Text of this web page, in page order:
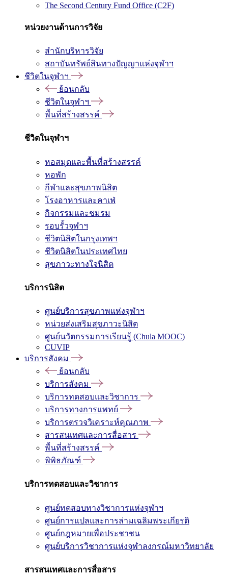
The Second Century Fund Office (C2F)
หน่วยงานด้านการวิจัย
สำนักบริหารวิจัย
สถาบันทรัพย์สินทางปัญญาแห่งจุฬาฯ
ชีวิตในจุฬาฯ
ย้อนกลับ
ชีวิตในจุฬาฯ
พื้นที่สร้างสรรค์
ชีวิตในจุฬาฯ
หอสมุดและพื้นที่สร้างสรรค์
หอพัก
กีฬาและสุขภาพนิสิต
โรงอาหารและคาเฟ่
กิจกรรมและชมรม
รอบรั้วจุฬาฯ
ชีวิตนิสิตในกรุงเทพฯ
ชีวิตนิสิตในประเทศไทย
สุขภาวะทางใจนิสิต
บริการนิสิต
ศูนย์บริการสุขภาพแห่งจุฬาฯ
หน่วยส่งเสริมสุขภาวะนิสิต
ศูนย์นวัตกรรมการเรียนรู้ (Chula MOOC)
CUVIP
บริการสังคม
ย้อนกลับ
บริการสังคม
บริการทดสอบและวิชาการ
บริการทางการแพทย์
บริการตรวจวิเคราะห์คุณภาพ
สารสนเทศและการสื่อสาร
พื้นที่สร้างสรรค์
พิพิธภัณฑ์
บริการทดสอบและวิชาการ
ศูนย์ทดสอบทางวิชาการแห่งจุฬาฯ
ศูนย์การแปลและการล่ามเฉลิมพระเกียรติ
ศูนย์กฎหมายเพื่อประชาชน
ศูนย์บริการวิชาการแห่งจุฬาลงกรณ์มหาวิทยาลัย
สารสนเทศและการสื่อสาร